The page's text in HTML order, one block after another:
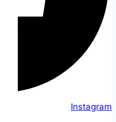
Instagram